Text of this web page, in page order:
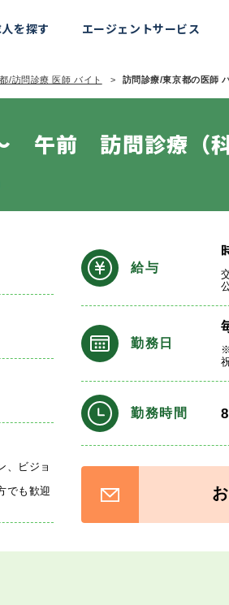
を探す エージェントサービス
/訪問診療 医師 バイト 訪問診療/東京都の医師
午前 訪問診療（科
、ビジョ
でも歓迎
給与
勤務日
勤務時間